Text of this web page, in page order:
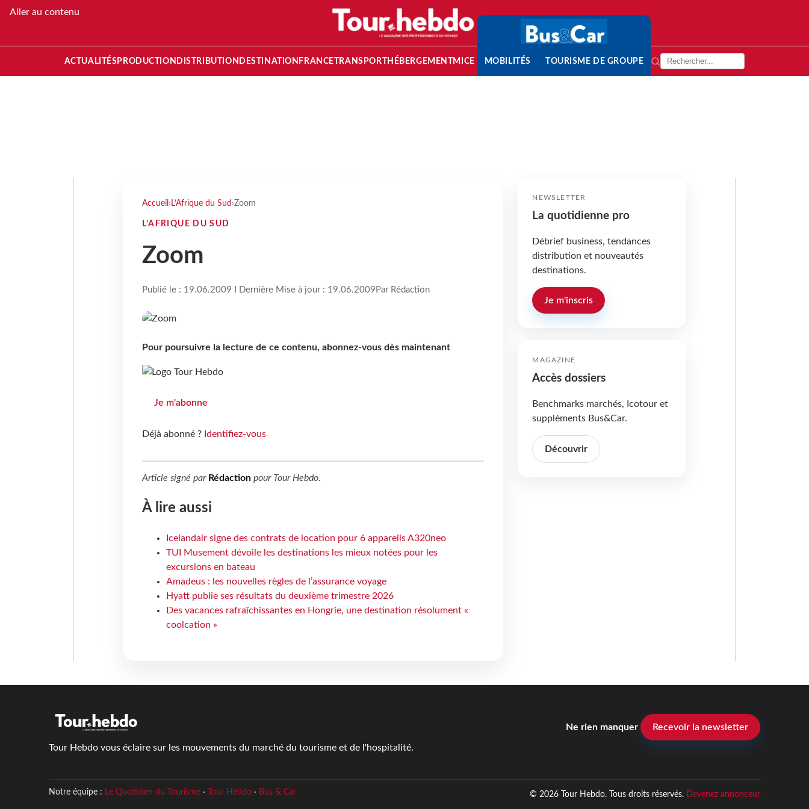
Aller au contenu
ACTUALITÉS PRODUCTION DISTRIBUTION DESTINATION FRANCETRANSPORT HÉBERGEMENTMICE MOBILITÉS TOURISME DE GROUPE
Accueil › L’Afrique du Sud ›Zoom
L’AFRIQUE DU SUD
Zoom
Publié le : 19.06.2009 I Dernière Mise à jour : 19.06.2009 Par Rédaction
Pour poursuivre la lecture de ce contenu, abonnez-vous dès maintenant
Je m'abonne
Déjà abonné ? Identifiez-vous
Article signé par Rédactionpour Tour Hebdo.
À lire aussi
Icelandair signe des contrats de location pour 6 appareils A320neo
TUI Musement dévoile les destinations les mieux notées pour les
excursions en bateau
Amadeus : les nouvelles règles de l’assurance voyage
Hyatt publie ses résultats du deuxième trimestre 2026
Des vacances rafraîchissantes en Hongrie, une destination résolument «
coolcation »
NEWSLETTER
La quotidienne pro
Débrief business, tendances
distribution et nouveautés
destinations.
Je m'inscris
MAGAZINE
Accès dossiers
Benchmarks marchés, Icotour et
suppléments Bus&Car.
Découvrir
Tour Hebdo vous éclaire sur les mouvements du marché du tourisme et de l'hospitalité.
Ne rien manquer Recevoir la newsletter
Notre équipe : Le Quotidien du Tourisme· Tour Hebdo· Bus & Car © 2026 Tour Hebdo. Tous droits réservés. Devenez annonceur